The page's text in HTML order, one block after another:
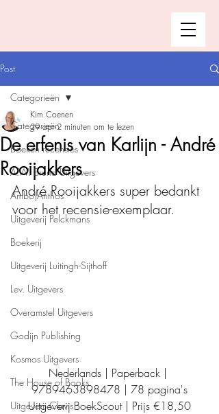
Post
Categorieën
Boeken recensies
A.W. Bruna Uitgevers
Ambo|Anthos
Uitgeverij Pelckmans
Boekerij
Uitgeverij Luitingh-Sijthoff
Lev. Uitgevers
Overamstel Uitgevers
Godijn Publishing
Kosmos Uitgevers
The House of Books
Uitgeverij Clavis
Categorieën
De erfenis van Karlijn - André
Rooijakkers
Kim Coenen
29 apr 2 minuten om te lezen
André Rooijakkers super bedankt
voor het recensie-exemplaar.
Nederlands | Paperback |
9789463898478 | 78 pagina's
Uitgeverij BoekScout | Prijs €18,50